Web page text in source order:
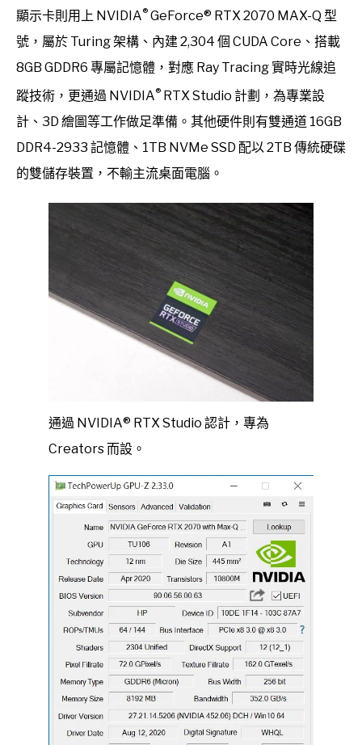
顯示卡則用上 NVIDIA®GeForce® RTX 2070 MAX-Q 型
號，屬於 Turing 架構、內建 2,304 個 CUDA Core、搭載
8GB GDDR6 專屬記憶體，對應 Ray Tracing 實時光線追
蹤技術，更通過 NVIDIA® RTX Studio 計劃，為專業設
計、3D 繪圖等工作做足準備。其他硬件則有雙通道 16GB
DDR4-2933 記憶體、1TB NVMe SSD 配以 2TB 傳統硬碟
的雙儲存裝置，不輸主流桌面電腦。
通過 NVIDIA® RTX Studio 認計，專為
Creators 而設。